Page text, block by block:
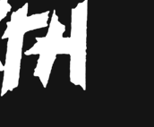
κ. Δημ.
κ. Ζαχαρούλα
αρχών, εργαζόμενοι